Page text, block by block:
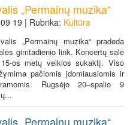
„Permainų muzika“
19 | Rubrika: Kultūra
„Permainų muzika“ pradeda
gimtadienio link. Koncertų salė
os metų veiklos sukaktį. Viso
pačiomis įdomiausiomis ir
Rugsėjo 20–spalio 9
„Permainų muzika“